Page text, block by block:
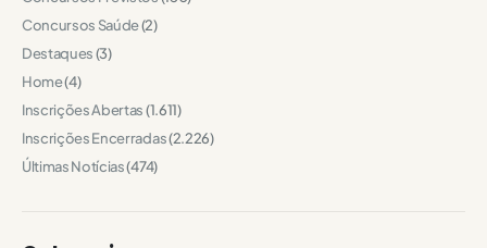
Concursos Saúde(2)
Destaques(3)
Home(4)
Inscrições Abertas(1.611)
Inscrições Encerradas(2.226)
Últimas Notícias(474)